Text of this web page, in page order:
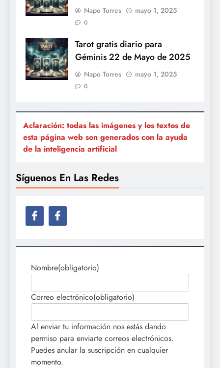
Napo Torres mayo 1, 2025
0
Tarot gratis diario para
Géminis 22 de Mayo de 2025
Napo Torres mayo 1, 2025
0
Aclaración: todas las imágenes y los textos de
esta página web son generados con la ayuda
de la inteligencia artificial
Síguenos En Las Redes
Nombre(obligatorio)
Correo electrónico(obligatorio)
Al enviar tu información nos estás dando
permiso para enviarte correos electrónicos.
Puedes anular la suscripción en cualquier
momento.